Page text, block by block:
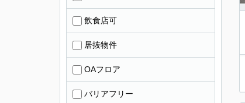
飲食店可
居抜物件
OAフロア
バリアフリー